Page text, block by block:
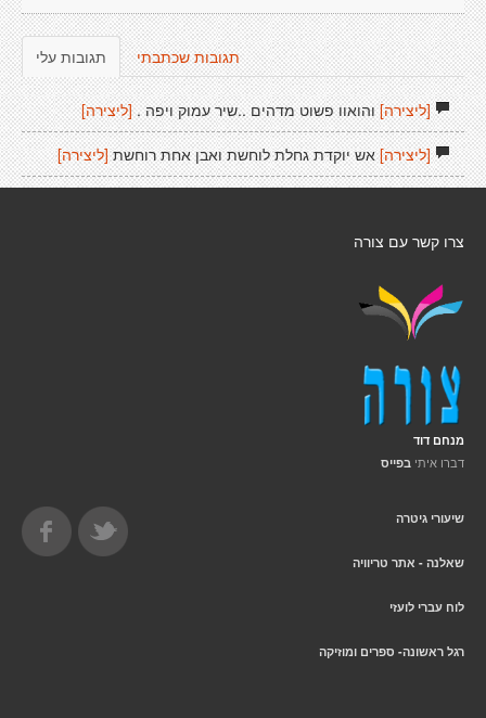
תגובות עלי תגובות שכתבתי
[ליצירה]והואוו פשוט מדהים ..שיר עמוק ויפה . [ליצירה]
[ליצירה]אש יוקדת גחלת לוחשת ואבן אחת רוחשת [ליצירה]
צרו קשר עם צורה
מנחם דוד
דברו איתי בפייס
שיעורי גיטרה
שאלנה - אתר טריוויה
לוח עברי לועזי
רגל ראשונה- ספרים ומוזיקה